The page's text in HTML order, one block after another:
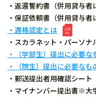
・返還誓約書（併用貸与者
・保証依頼書（併用貸与
・適格認定とは
・スカラネット・パーソナ
・（学部生）提出に必要な
・（院生）提出に必要なも
・郵送提出者用確認シート
・マイナンバー提出書※大